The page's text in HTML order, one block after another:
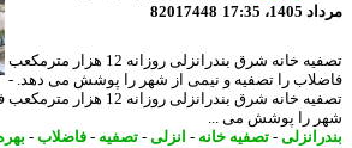
17:35
82017448
تصفیه خانه شرق بندرانزلی روزانه 12 هزار مترمکعب
را تصفیه و نیمی از شهر را پوشش می دهد. -
تصفیه خانه شرق بندرانزلی روزانه 12
را پوشش می ...
-تصفیه خانه -انزلی-تصفیه-فاضلاب-بهره